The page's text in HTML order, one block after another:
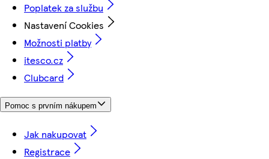
Poplatek za službu
Nastavení Cookies
Možnosti platby
itesco.cz
Clubcard
Pomoc s prvním nákupem
Jak nakupovat
Registrace